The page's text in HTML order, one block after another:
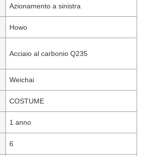
Azionamento a sinistra
Howo
Acciaio al carbonio Q235
Weichai
COSTUME
1 anno
6